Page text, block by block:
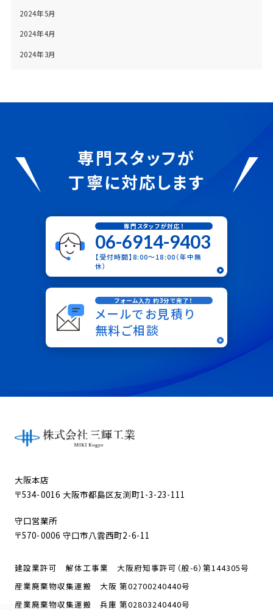
2024年5月
2024年4月
2024年3月
専門スタッフが
丁寧に対応します
専門スタッフが対応！
06-6914-9403
【受付時間】8:00〜18:00（年中無
休）
フォーム入力 約3分で完了！
メールでお見積り
無料ご相談
大阪本店
〒534-0016 大阪市都島区友渕町1-3-23-111
守口営業所
〒570-0006 守口市八雲西町2-6-11
建設業許可 解体工事業 大阪府知事許可（般-6）第144305号
産業廃棄物収集運搬 大阪 第02700240440号
産業廃棄物収集運搬 兵庫 第02803240440号